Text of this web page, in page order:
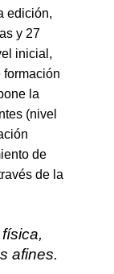
edición,
y 27
inicial,
formación
la
(nivel
de
de la
física,
afines.